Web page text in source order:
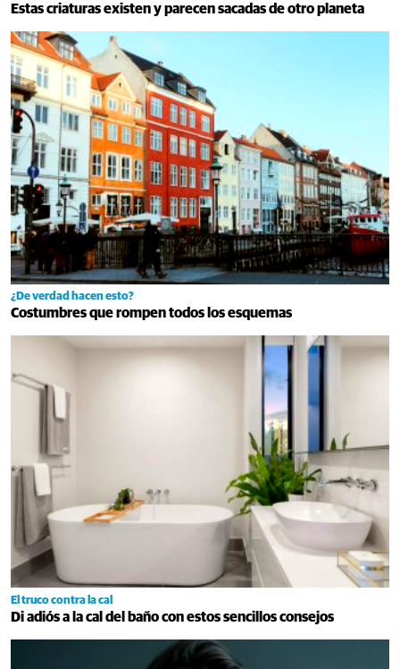
Estas criaturas existen y parecen sacadas de otro planeta
¿De verdad hacen esto?
Costumbres que rompen todos los esquemas
El truco contra la cal
Di adiós a la cal del baño con estos sencillos consejos